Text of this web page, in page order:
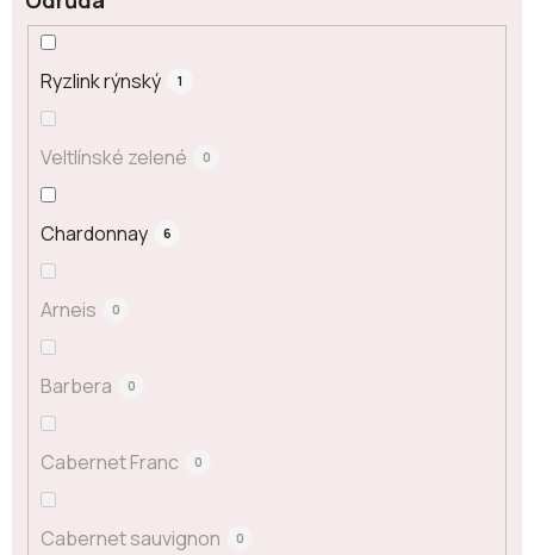
Ryzlink rýnský 1
Veltlínské zelené 0
Chardonnay 6
Arneis 0
Barbera 0
Cabernet Franc 0
Cabernet sauvignon 0